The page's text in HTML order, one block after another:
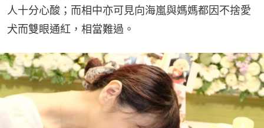
人十分心酸；而相中亦可見向海嵐與媽媽都因不捨愛
犬而雙眼通紅，相當難過。